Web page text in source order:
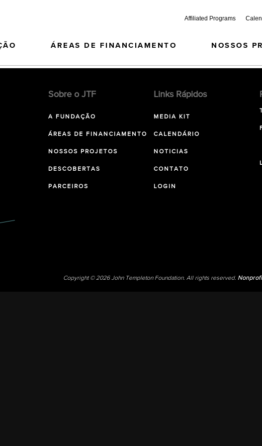
Affiliated Programs
ÁREAS DE FINANCIAMENTO NOSSOS
Sobre o JTF
A FUNDAÇÃO
ÁREAS DE FINANCIAMENTO
NOSSOS PROJETOS
DESCOBERTAS
PARCEIROS
Links Rápidos
MEDIA KIT
CALENDÁRIO
NOTICIAS
CONTATO
LOGIN
Copyright © 2026 John Templeton Foundation. All rights reserved.